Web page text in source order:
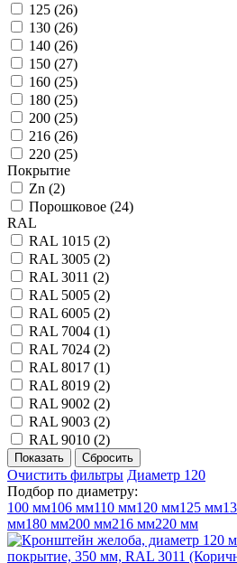
125 (26)
130 (26)
140 (26)
150 (27)
160 (25)
180 (25)
200 (25)
216 (26)
220 (25)
Покрытие
Zn (2)
Порошковое (24)
RAL
RAL 1015 (2)
RAL 3005 (2)
RAL 3011 (2)
RAL 5005 (2)
RAL 6005 (2)
RAL 7004 (1)
RAL 7024 (2)
RAL 8017 (1)
RAL 8019 (2)
RAL 9002 (2)
RAL 9003 (2)
RAL 9010 (2)
Очистить фильтры Диаметр 120
Подбор по диаметру:
100 мм106 мм110 мм120 мм125 мм
мм180 мм200 мм216 мм220 мм